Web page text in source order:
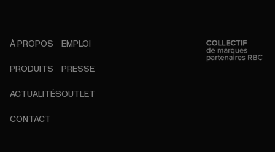
À PROPOS
PRODUITS
ACTUALITÉS
CONTACT
EMPLOI
PRESSE
OUTLET